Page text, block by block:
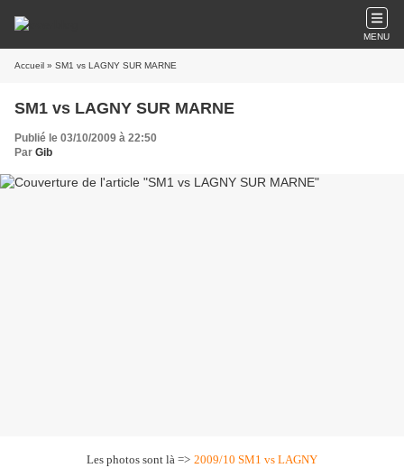
MENU
Accueil » SM1 vs LAGNY SUR MARNE
SM1 vs LAGNY SUR MARNE
Publié le 03/10/2009 à 22:50
Par Gib
Les photos sont là => 2009/10 SM1 vs LAGNY